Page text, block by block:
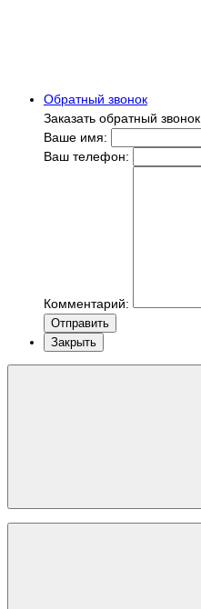
Обратный звонок
Заказать обратный звонок
Ваше имя:
Ваш телефон:
Комментарий:
Отправить
Закрыть